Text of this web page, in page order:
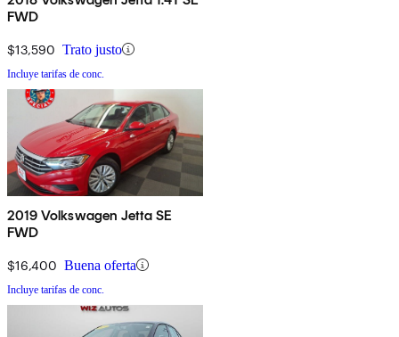
FWD
$13,590 Trato justo
Incluye tarifas de conc.
2019 Volkswagen Jetta SE
FWD
$16,400 Buena oferta
Incluye tarifas de conc.